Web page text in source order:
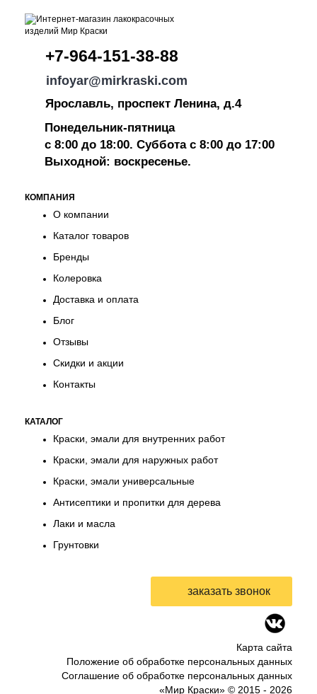
+7-964-151-38-88
infoyar@mirkraski.com
Ярославль, проспект Ленина, д.4
Понедельник-пятница
с 8:00 до 18:00. Суббота с 8:00 до 17:00
Выходной: воскресенье.
КОМПАНИЯ
О компании
Каталог товаров
Бренды
Колеровка
Доставка и оплата
Блог
Отзывы
Скидки и акции
Контакты
КАТАЛОГ
Краски, эмали для внутренних работ
Краски, эмали для наружных работ
Краски, эмали универсальные
Антисептики и пропитки для дерева
Лаки и масла
Грунтовки
Карта сайта
Положение об обработке персональных данных
Соглашение об обработке персональных данных
«Мир Краски» © 2015 - 2026